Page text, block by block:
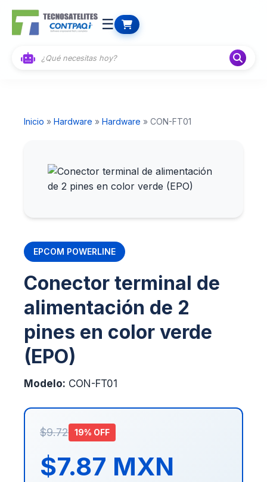
☰
Inicio » Hardware » Hardware » CON-FT01
EPCOM POWERLINE
Conector terminal de
alimentación de 2
pines en color verde
(EPO)
Modelo: CON-FT01
$9.72 19% OFF
$7.87 MXN